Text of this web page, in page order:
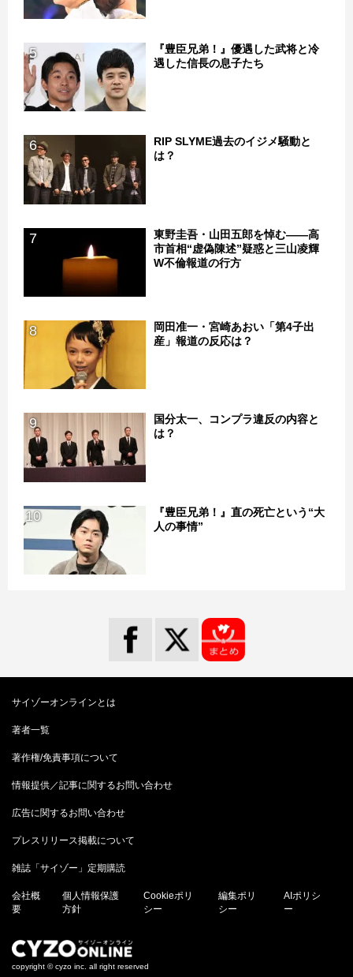
5
『豊臣兄弟！』優遇した武将と冷
遇した信長の息子たち
6
RIP SLYME過去のイジメ騒動と
は？
7
東野圭吾・山田五郎を悼む――高
市首相“虚偽陳述”疑惑と三山凌輝
W不倫報道の行方
8
岡田准一・宮崎あおい「第4子出
産」報道の反応は？
9
国分太一、コンプラ違反の内容と
は？
10
『豊臣兄弟！』直の死亡という“大
人の事情”
サイゾーオンラインとは
著者一覧
著作権/免責事項について
情報提供／記事に関するお問い合わせ
広告に関するお問い合わせ
プレスリリース掲載について
雑誌「サイゾー」定期購読
会社概
要
個人情報保護
方針
Cookieポリ
シー
編集ポリ
シー
AIポリシ
ー
copyright © cyzo inc. all right reserved